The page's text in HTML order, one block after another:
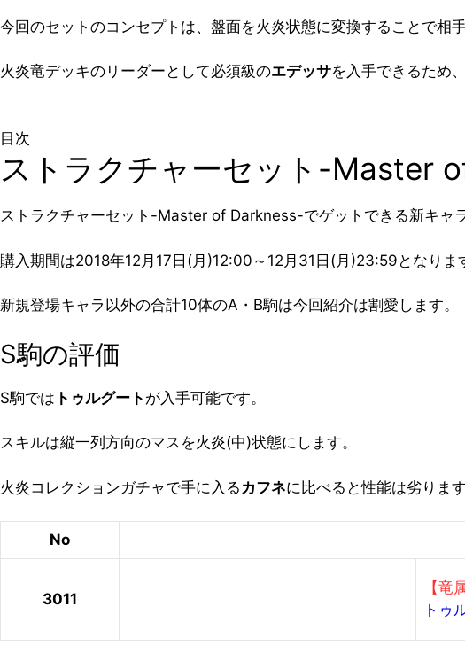
今回のセットのコンセプトは、盤面を火炎状態に変換することで相
火炎竜デッキのリーダーとして必須級のエデッサを入手できるため
目次
ストラクチャーセット-Master
ストラクチャーセット-Master of Darkness-でゲットできる新キャ
購入期間は2018年12月17日(月)12:00～12月31日(月)23:59 となりま
新規登場キャラ以外の合計10体のA・B駒は今回紹介は割愛します。
S駒の評価
S駒では トゥルグート が入手可能です。
スキルは縦一列方向のマスを火炎(中)状態にします。
火炎コレクションガチャで手に入る カフネに比べると性能は劣りま
No
3011
【竜
トゥ